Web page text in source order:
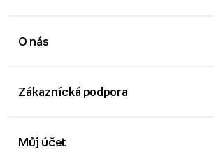
O nás
Zákaznícká podpora
Můj účet